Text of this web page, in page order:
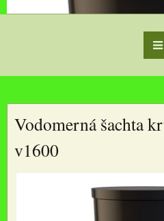
Vodomerná šachta
v1600